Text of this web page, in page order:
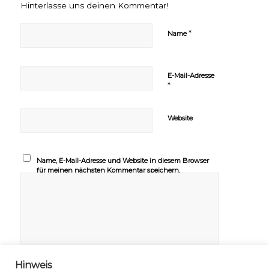
Hinterlasse uns deinen Kommentar!
Name*
E-Mail-Adresse
*
Website
Name, E-Mail-Adresse und Website in diesem Browser
für meinen nächsten Kommentar speichern.
Hinweis